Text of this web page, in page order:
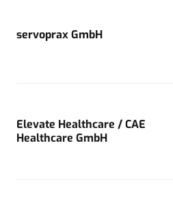
servoprax GmbH
Elevate Healthcare / CAE
Healthcare GmbH